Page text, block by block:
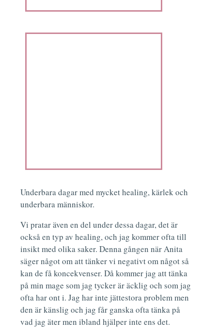
Underbara dagar med mycket healing, kärlek och
underbara människor.
Vi pratar även en del under dessa dagar, det är
också en typ av healing, och jag kommer ofta till
insikt med olika saker. Denna gången när Anita
säger något om att tänker vi negativt om något så
kan de få koncekvenser. Då kommer jag att tänka
på min mage som jag tycker är äcklig och som jag
ofta har ont i. Jag har inte jättestora problem men
den är känslig och jag får ganska ofta tänka på
vad jag äter men ibland hjälper inte ens det.